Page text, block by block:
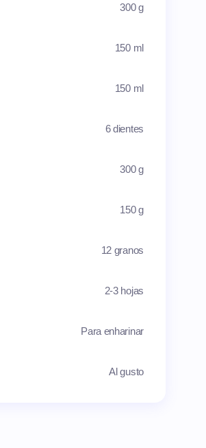
300 g
150 ml
150 ml
6 dientes
300 g
150 g
12 granos
2-3 hojas
Para enharinar
Al gusto